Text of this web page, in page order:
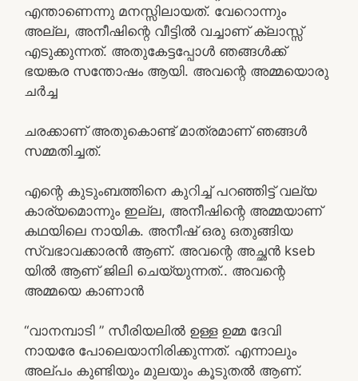
എന്താണെന്നു മനസ്സിലായത്. വേറൊന്നും
അല്ല, അനീഷിന്റെ വീട്ടിൽ വച്ചാണ് ക്ലാസ്സ്‌
എടുക്കുന്നത്. അതുകേട്ടപ്പോൾ ഞങ്ങൾക്ക്
ഭയങ്കര സന്തോഷം ആയി. അവന്റെ അമ്മയൊരു
ചർച്ച
ചരക്കാണ് അതുകൊണ്ട് മാത്രമാണ് ഞങ്ങൾ
സമ്മതിച്ചത്.
എന്റെ കുടുംബത്തിനെ കുറിച്ച് പറഞ്ഞിട്ട് വല്യ
കാര്യമൊന്നും ഇല്ല, അനീഷിന്റെ അമ്മയാണ്
കഥയിലെ നായിക. അനീഷ് ഒരു ഒതുങ്ങിയ
സ്വഭാവക്കാരൻ ആണ്. അവന്റെ അച്ഛൻ kseb
യിൽ ആണ് ജിലി ചെയ്യുന്നത്.. അവന്റെ
അമ്മയെ കാണാൻ
“വാനമ്പാടി ” സീരിയലിൽ ഉള്ള ഉമ്മ ദേവി
നായരേ പോലെയാനിരിക്കുന്നത്. എന്നാലും
അല്പം കുണ്ടിയും മുലയും കൂടുതൽ ആണ്.